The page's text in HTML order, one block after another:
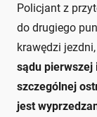
Policjant z
do drugiego
krawędzi
sądu pierwszej
szczególnej
jest